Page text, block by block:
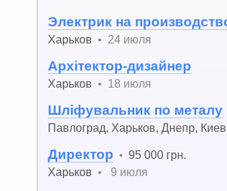
Электрик на
Харьков • 24 июля
Архітектор-дизайнер
Харьков • 18 июля
Шліфувальник по металу
Павлоград, Харьков, Днепр, Киев
Директор • 95 000 грн.
Харьков • 9 июля